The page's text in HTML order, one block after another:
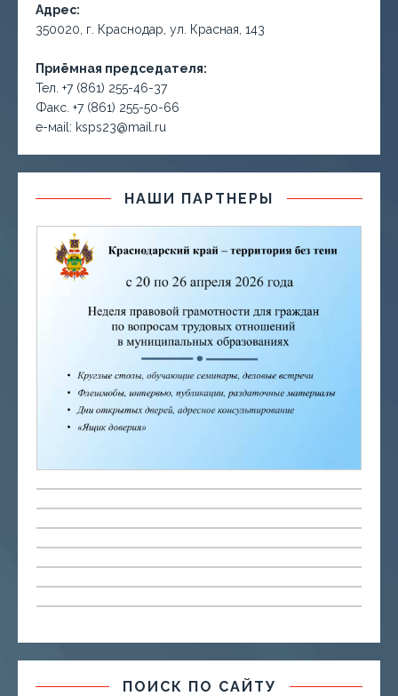
Адрес:
350020, г. Краснодар, ул. Красная, 143
Приёмная председателя:
Тел. +7 (861) 255-46-37
Факс. +7 (861) 255-50-66
е-маil: ksps23@mail.ru
НАШИ ПАРТНЕРЫ
ПОИСК ПО САЙТУ